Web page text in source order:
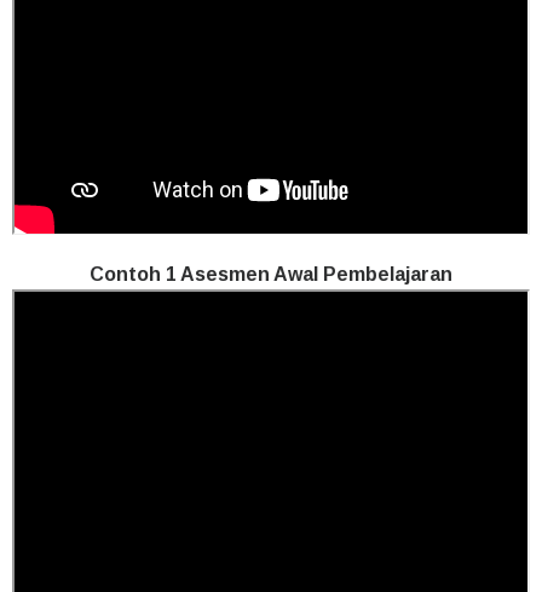
Contoh 1 Asesmen Awal Pembelajaran